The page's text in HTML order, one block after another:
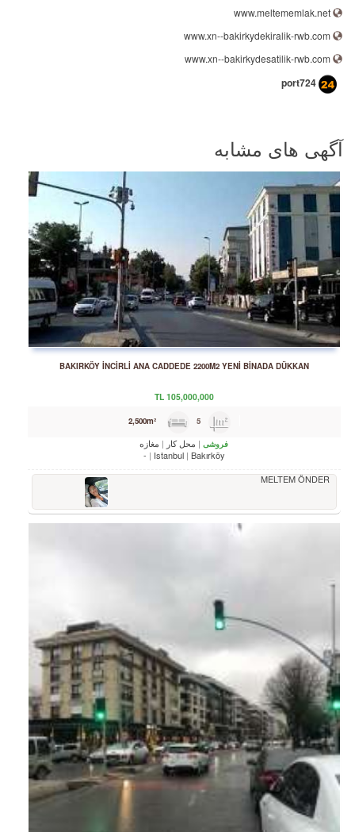
port724
آگهی های مشابه
BAKIRKÖY İNCİRLİ ANA CADDEDE 2200M2 YENİ BİNADA DÜKKAN
TL105,000,000
5
فروشی محل کار
مغازه
Istanbul Bakırköy
-
MELTEM ÖNDER